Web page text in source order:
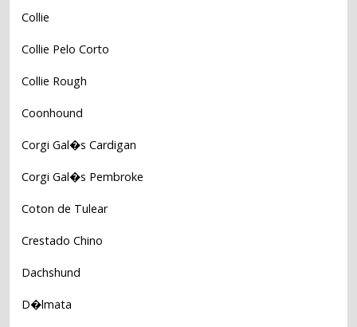
Collie
Collie Pelo Corto
Collie Rough
Coonhound
Corgi Gal�s Cardigan
Corgi Gal�s Pembroke
Coton de Tulear
Crestado Chino
Dachshund
D�lmata